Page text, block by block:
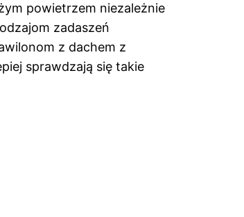
powietrzem niezależnie
zadaszeń
z dachem z
sprawdzają się takie